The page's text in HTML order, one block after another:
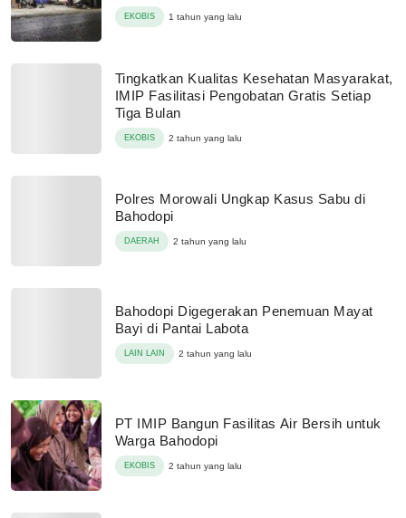
EKOBIS 1 tahun yang lalu
Tingkatkan Kualitas Kesehatan Masyarakat,
IMIP Fasilitasi Pengobatan Gratis Setiap
Tiga Bulan
EKOBIS 2 tahun yang lalu
Polres Morowali Ungkap Kasus Sabu di
Bahodopi
DAERAH 2 tahun yang lalu
Bahodopi Digegerakan Penemuan Mayat
Bayi di Pantai Labota
LAIN LAIN 2 tahun yang lalu
PT IMIP Bangun Fasilitas Air Bersih untuk
Warga Bahodopi
EKOBIS 2 tahun yang lalu